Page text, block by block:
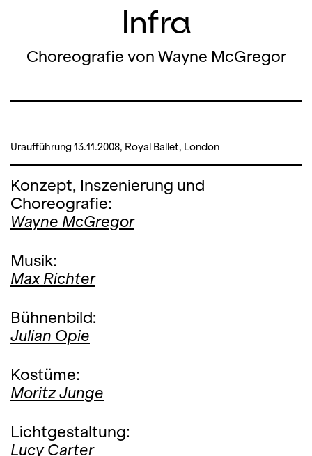
Infra
Choreografie von Wayne McGregor
Uraufführung 13.11.2008, Royal Ballet, London
Konzept, Inszenierung und
Choreografie:
Wayne McGregor
Musik:
Max Richter
Bühnenbild:
Julian Opie
Kostüme:
Moritz Junge
Lichtgestaltung:
Lucy Carter